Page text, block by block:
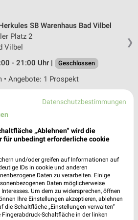
❯
SB Warenhaus Bad Vilbel
Platz 2
Vilbel
- 21:00 Uhr |
Geschlossen
• Angebote: 1 Prospekt
für EDEKA in
Umgebung
05Mi 06Do
EDEKA - Angebote ab 03.08.
EDEKA - Angebote ab 03.08.
Datenschutzbestimmungen
„Ablehnen“ wird die
für unbedingt erforderliche cookie
und/oder greifen auf Informationen auf
IDs in cookie und anderen
Daten zu verarbeiten. Einige
Daten möglicherweise
Um dem zu widersprechen, öffnen
Ihre Einstellungen akzeptieren, ablehnen
die Schaltfläche „Einstellungen verwalten“
Fingerabdruck-Schaltfläche in der linken